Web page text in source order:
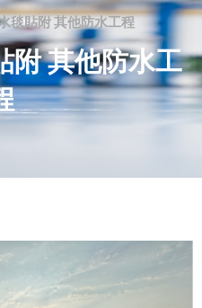
毯貼附 其他防水工程
附 其他防水工